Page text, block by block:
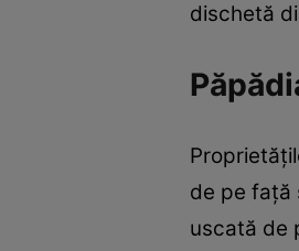
dischetă
de pe faţă
uscată de